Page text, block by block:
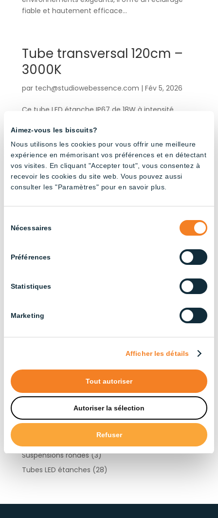
Aimez-vous les biscuits?
Nous utilisons les cookies pour vous offrir une meilleure
expérience en mémorisant vos préférences et en détectant
vos visites. En cliquant "Accepter tout", vous consentez à
recevoir les cookies du site web. Vous pouvez aussi
consulter les "Paramètres" pour en savoir plus.
duNécessaires
Préférences
Statistiques
Marketing
Afficher les détails
Tout autoriser
Autoriser la sélection
Refuser
fiable et hautement efficace...
Tube transversal 120cm –
3000K
par tech@studiowebessence.com | Fév 5, 2026
Ce tube LED étanche IP67 de 18W à intensité
rapide grâce à son câble en forme de T équipé de
connecteurs à connexion rapide.Conçu pour les
environnements exigeants, il offre un éclairage
fiable et hautement efficace...
« Entrées précédentes
Élevage de poules pondeuses(13)
(14)
Élevage porcin(22)
Products by type
Suspensions rondes(3)
Tubes LED étanches (28)